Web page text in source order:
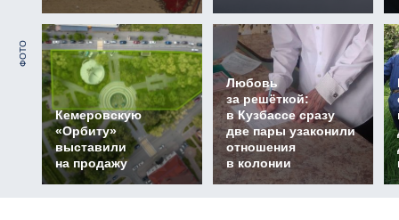
ФОТО
Кемеровскую
«Орбиту»
выставили
на продажу
Любовь
за решёткой:
в Кузбассе сразу
две пары узаконили
отношения
в колонии